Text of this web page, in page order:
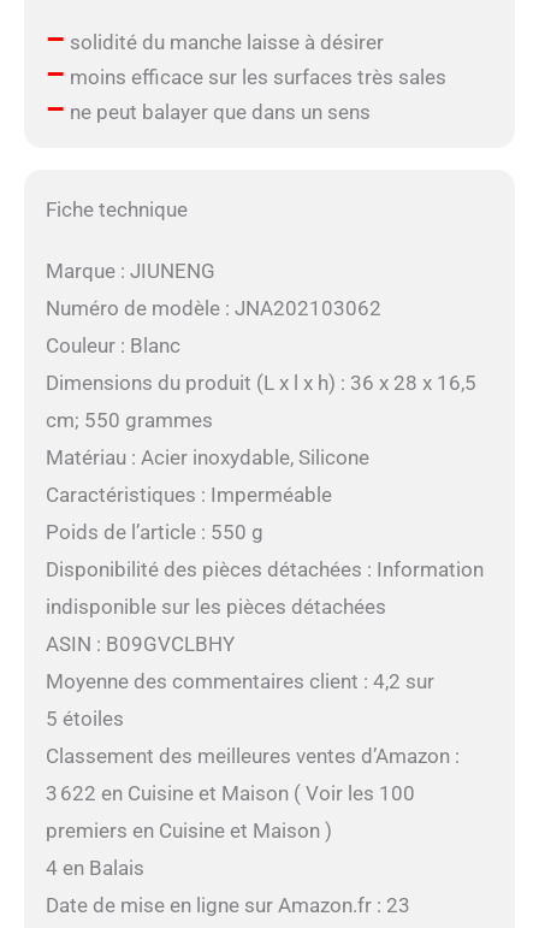
– solidité du manche laisse à désirer
– moins efficace sur les surfaces très sales
– ne peut balayer que dans un sens
Fiche technique
Marque : JIUNENG
Numéro de modèle : JNA202103062
Couleur : Blanc
Dimensions du produit (L x l x h) : 36 x 28 x 16,5
cm; 550 grammes
Matériau : Acier inoxydable, Silicone
Caractéristiques : Imperméable
Poids de l’article : 550 g
Disponibilité des pièces détachées : Information
indisponible sur les pièces détachées
ASIN : B09GVCLBHY
Moyenne des commentaires client : 4,2 sur
5 étoiles
Classement des meilleures ventes d’Amazon :
3 622 en Cuisine et Maison ( Voir les 100
premiers en Cuisine et Maison )
4 en Balais
Date de mise en ligne sur Amazon.fr : 23